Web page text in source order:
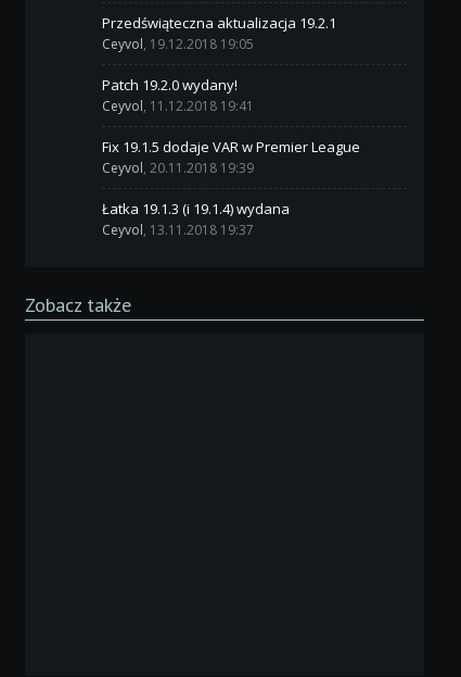
Przedświąteczna aktualizacja 19.2.1
Ceyvol, 19.12.2018 19:05
Patch 19.2.0 wydany!
Ceyvol, 11.12.2018 19:41
Fix 19.1.5 dodaje VAR w Premier League
Ceyvol, 20.11.2018 19:39
Łatka 19.1.3 (i 19.1.4) wydana
Ceyvol, 13.11.2018 19:37
Zobacz także